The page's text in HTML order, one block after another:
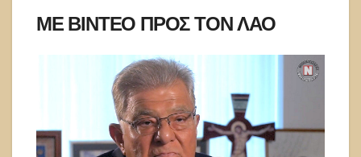
ΜΕ ΒΙΝΤΕΟ ΠΡΟΣ ΤΟΝ ΛΑΟ